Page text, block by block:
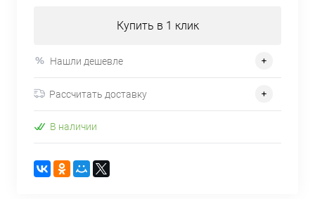
Купить в 1 клик
Нашли дешевле
Рассчитать доставку
В наличии